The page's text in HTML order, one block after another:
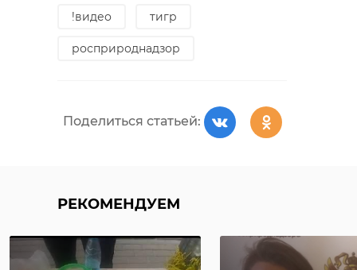
!видео тигр
росприроднадзор
Поделиться статьей:
РЕКОМЕНДУЕМ